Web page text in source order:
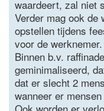
waardeert, zal niet
Verder mag ook
opstellen tijdens
voor de werknemer.
Binnen b.v.
geminimaliseerd,
dat er slecht 2
wanneer er